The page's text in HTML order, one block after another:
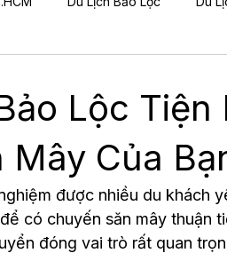
Lộc Tiện
Mây Của
được nhiều du khách
có chuyến săn mây thuận
đóng vai trò rất quan